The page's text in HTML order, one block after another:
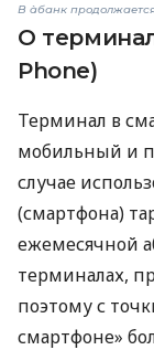
В àбанк
О
Phone)
Терминал в
мобильный и
случае
(смартфона)
ежемесячной
терминалах,
поэтому с
смартфоне»